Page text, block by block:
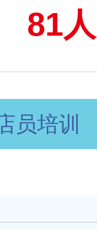
81人
员培训